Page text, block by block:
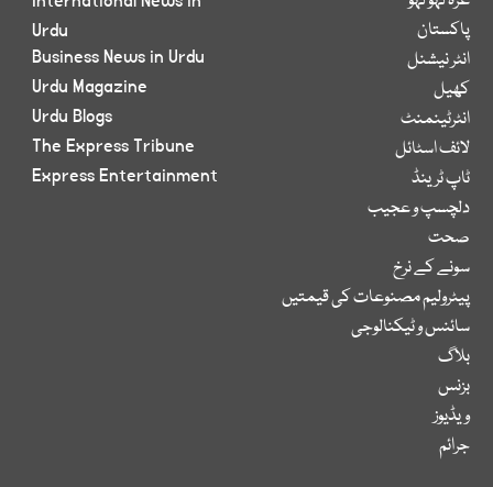
پاکستان
انٹر نیشنل
کھیل
انٹرٹینمنٹ
لائف اسٹائل
ٹاپ ٹرینڈ
دلچسپ و عجیب
صحت
سونے کے نرخ
پیٹرولیم مصنوعات کی قیمتیں
سائنس و ٹیکنالوجی
بلاگ
بزنس
ویڈیوز
جرائم
Urdu
Business News in Urdu
Urdu Magazine
Urdu Blogs
The Express Tribune
Express Entertainment